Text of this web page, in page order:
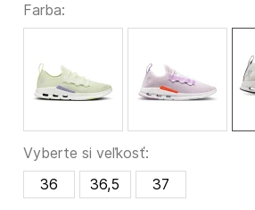
Farba:
Vyberte si veľkosť:
36
36,5
37